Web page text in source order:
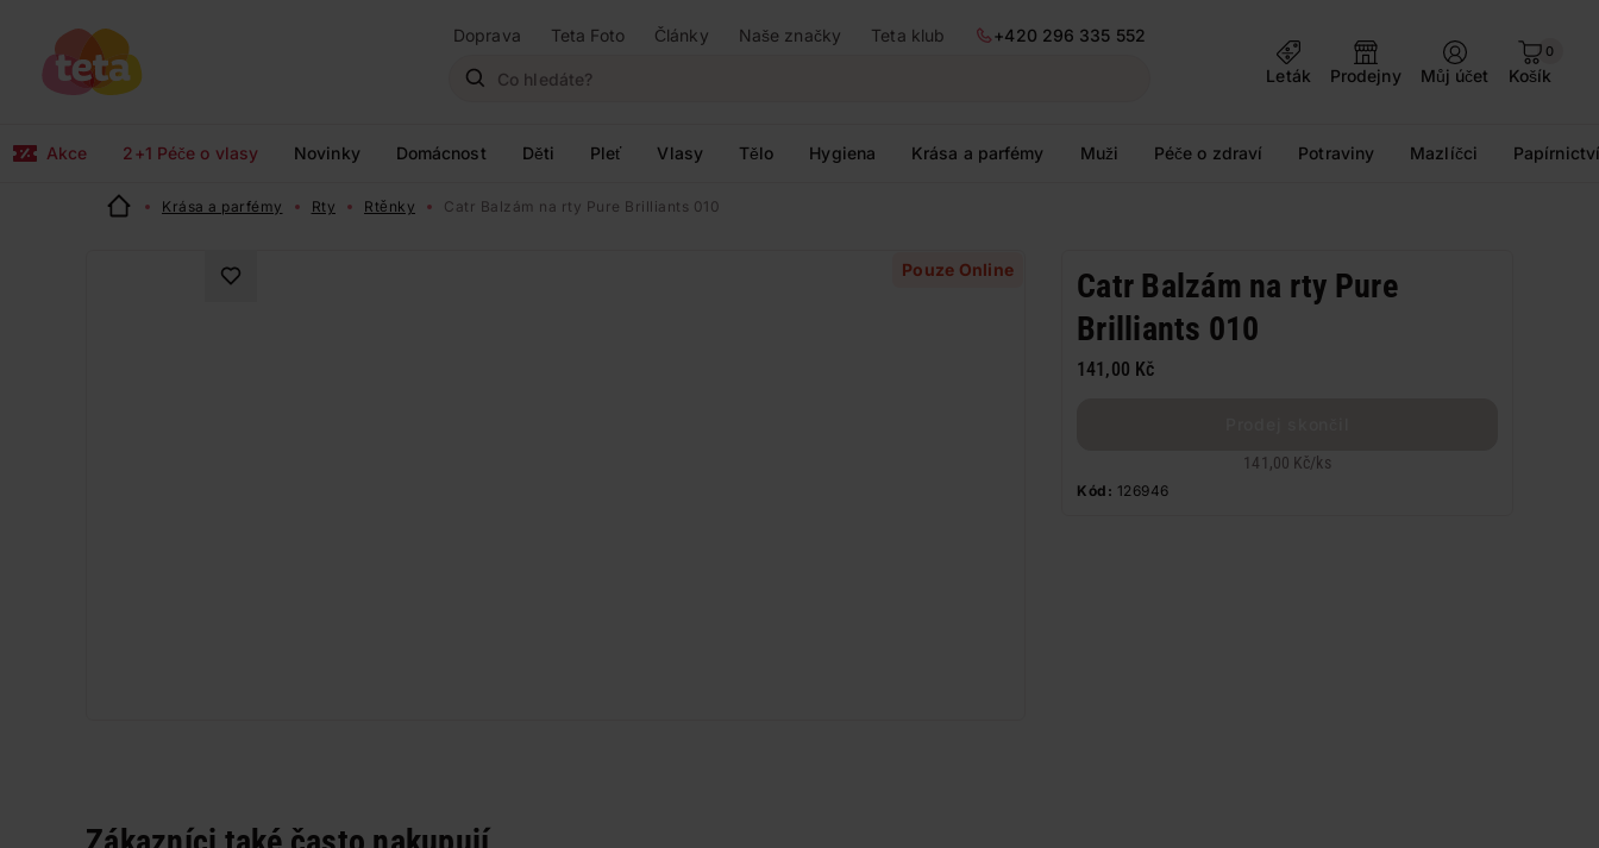
Doprava Teta Foto Články Naše značky Teta klub
+420 296 335 552
Leták
Prodejny Můj účet
0
Košík
Akce 2+1 Péče o vlasy Novinky Domácnost Děti Pleť Vlasy Tělo Hygiena Krása a parfémy Muži Péče o zdraví Potraviny Mazlíčci
Krása a parfémy Rty Rtěnky Catr Balzám na rty Pure Brilliants 010
Pouze Online
Catr Balzám na rty Pure
Brilliants 010
141,00 Kč
141,00 Kč/ks
Kód: 126946